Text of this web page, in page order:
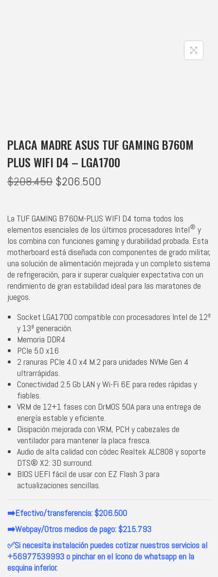
PLACA MADRE ASUS TUF GAMING B760M
PLUS WIFI D4 – LGA1700
$208.450 $206.500
La TUF GAMING B760M-PLUS WIFI D4 toma todos los
elementos esenciales de los últimos procesadores Intel® y
los combina con funciones gaming y durabilidad probada. Esta
motherboard está diseñada con componentes de grado militar,
una solución de alimentación mejorada y un completo sistema
de refrigeración, para ir superar cualquier expectativa con un
rendimiento de gran estabilidad ideal para las maratones de
juegos.
Socket LGA1700 compatible con procesadores Intel de 12ª
y 13ª generación.
Memoria DDR4
PCIe 5.0 x16
2 ranuras PCIe 4.0 x4 M.2 para unidades NVMe Gen 4
ultrarrápidas.
Conectividad 2.5 Gb LAN y Wi-Fi 6E para redes rápidas y
fiables.
VRM de 12+1 fases con DrMOS 50A para una entrega de
energía estable y eficiente.
Disipación mejorada con VRM, PCH y cabezales de
ventilador para mantener la placa fresca.
Audio de alta calidad con códec Realtek ALC808 y soporte
DTS® X2: 3D surround.
BIOS UEFI fácil de usar con EZ Flash 3 para
actualizaciones sencillas.
➡️Efectivo/transferencia: $206.500
➡️Webpay/Otros medios de pago: $215.793
✅Si necesita instalación puedes cotizar nuestros servicios al
+56977539993 o pinchar en el ícono de whatsapp en la
esquina inferior.